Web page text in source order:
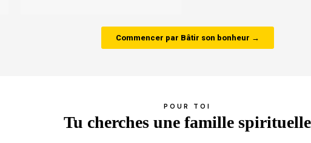
Commencer par Bâtir son bonheur →
POUR TOI
Tu cherches une famille spirituelle